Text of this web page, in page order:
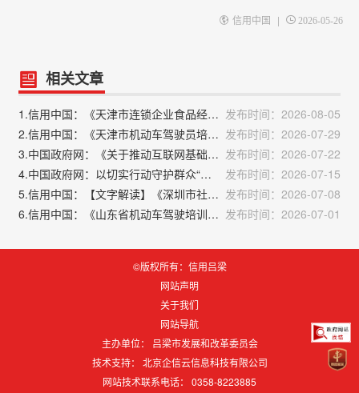
信用中国 | 2026-05-26
相关文章
1.信用中国：《天津市连锁企业食品经营许可“先证后核”信用承诺审批实施办法》政策解读 发布时间：2026-08-05
2.信用中国：《天津市机动车驾驶员培训机构及教练员综合信用评价管理办法》政策解读 发布时间：2026-07-29
3.中国政府网：《关于推动互联网基础资源高质量发展的指导意见》解读 发布时间：2026-07-22
4.中国政府网：以切实行动守护群众“家门口”的清水绿岸——解读《群众身边水体保护治理行动方案》
发布时间：2026-07-15
5.信用中国：【文字解读】《深圳市社会信用体系建设“十五五”行动计划》政策解读 发布时间：2026-07-08
6.信用中国：《山东省机动车驾驶培训教练员教学质量信誉考核办法》解读 发布时间：2026-07-01
©版权所有：信用吕梁
网站声明
关于我们
网站导航
主办单位： 吕梁市发展和改革委员会
技术支持： 北京企信云信息科技有限公司
网站技术联系电话： 0358-8223885